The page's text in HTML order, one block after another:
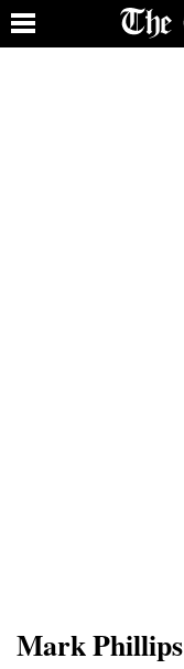
Mark Phillips